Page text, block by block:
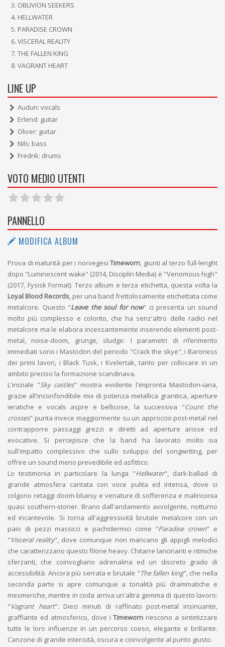
OBLIVION SEEKERS
HELLWATER
PARADISE CROWN
VISCERAL REALITY
THE FALLEN KING
VAGRANT HEART
LINE UP
Audun: vocals
Erlend: guitar
Oliver: guitar
Nils: bass
Fredrik: drums
VOTO MEDIO UTENTI
PANNELLO
MODIFICA ALBUM
Prova di maturità per i norvegesi Timeworn, giunti al terzo full-lenght
dopo "Luminescent wake" (2014, Disciplin Media) e "Venomous high"
(2017, Fysisk Format). Terzo album e terza etichetta, questa volta la
Loyal Blood Records, per una band frettolosamente etichettata come
metalcore. Questo "Leave the soul for now" ci presenta un sound
molto più complesso e colorito, che ha senz'altro delle radici nel
metalcore ma le elabora incessantemente inserendo elementi post-
metal, noise-doom, grunge, sludge. I parametri di riferimento
immediati sono i Mastodon del periodo "Crack the skye", i Baroness
dei primi lavori, i Black Tusk, i Kvelertak, tanto per collocare in un
ambito preciso la formazione scandinava.
L'iniziale "Sky castles" mostra evidente l'impronta Mastodon-iana,
grazie all'inconfondibile mix di potenza metallica granitica, aperture
ieratiche e vocals aspre e bellicose, la successiva "Count the
crosses" punta invece maggiormente su un approccio post-metal nel
contrapporre passaggi grezzi e diretti ad aperture ariose ed
evocative. Si percepisce che la band ha lavorato molto sia
sull'impatto complessivo che sullo sviluppo del songwriting, per
offrire un sound meno prevedibile ed asfittico.
Lo testimonia in particolare la lunga "Hellwater", dark-ballad di
grande atmosfera cantata con voce pulita ed intensa, dove si
colgono retaggi doom-bluesy e venature di sofferenza e malinconia
quasi southern-stoner. Brano dall'andamento avvolgente, notturno
ed incantevole. Si torna all'aggressività brutale metalcore con un
paio di pezzi massicci e pachidermici come "Paradise crown" e
"Visceral reality", dove comunque non mancano gli appigli melodici
che caratterizzano questo filone heavy. Chitarre lancinanti e ritmiche
sferzanti, che coinvogliano adrenalina ed un discreto grado di
accessibilità. Ancora più serrata e brutale "The fallen king", che nella
seconda parte si apre comunque a tonalità più drammatiche e
mesmeriche, mentre in coda arriva un'altra gemma di questo lavoro:
"Vagrant heart". Dieci minuti di raffinato post-metal insinuante,
graffiante ed atmosferico, dove iTimeworn riescono a sintetizzare
tutte le loro influenze in un percorso coeso, elegante e brillante.
Canzone di grande intensità, oscura e coinvolgente al punto giusto.